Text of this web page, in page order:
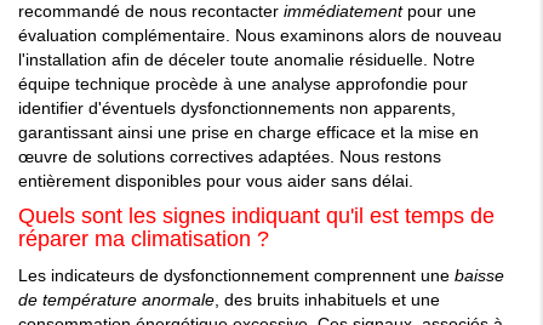
recommandé de nous recontacter immédiatementpour une
évaluation complémentaire. Nous examinons alors de nouveau
l'installation afin de déceler toute anomalie résiduelle. Notre
équipe technique procède à une analyse approfondie pour
identifier d'éventuels dysfonctionnements non apparents,
garantissant ainsi une prise en charge efficace et la mise en
œuvre de solutions correctives adaptées. Nous restons
entièrement disponibles pour vous aider sans délai.
Quels sont les signes indiquant qu'il est temps de
réparer ma climatisation ?
Les indicateurs de dysfonctionnement comprennent une baisse
de température anormale , des bruits inhabituels et une